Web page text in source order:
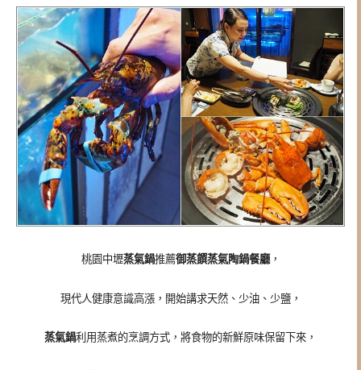
桃園中壢蒸氣鍋推薦御蒸饌蒸氣陶鍋餐廳，
現代人健康意識高漲，開始講求天然、少油、少鹽，
蒸氣鍋利用蒸煮的烹調方式，將食物的新鮮原味保留下來，